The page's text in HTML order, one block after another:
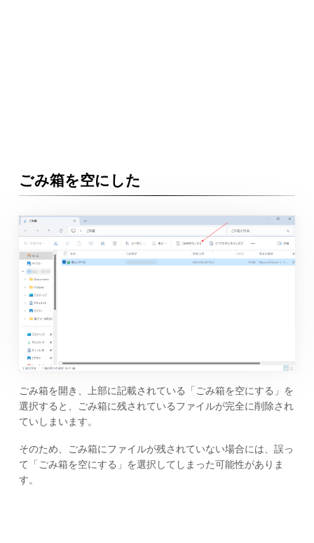
ごみ箱を空にした
ごみ箱を開き、上部に記載されている「ごみ箱を空にする」を
選択すると、ごみ箱に残されているファイルが完全に削除され
ていしまいます。
そのため、ごみ箱にファイルが残されていない場合には、誤っ
て「ごみ箱を空にする」を選択してしまった可能性がありま
す。